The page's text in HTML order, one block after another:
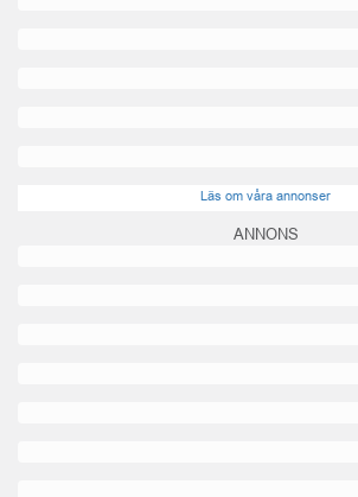
Läs om våra annonser
ANNONS